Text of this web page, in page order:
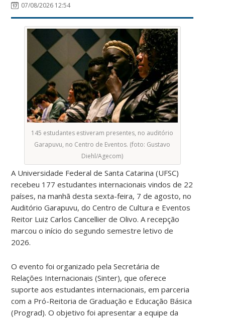
07/08/2026 12:54
145 estudantes estiveram presentes, no auditório
Garapuvu, no Centro de Eventos. (foto: Gustavo
Diehl/Agecom)
A Universidade Federal de Santa Catarina (UFSC)
recebeu 177 estudantes internacionais vindos de 22
países, na manhã desta sexta-feira, 7 de agosto, no
Auditório Garapuvu, do Centro de Cultura e Eventos
Reitor Luiz Carlos Cancellier de Olivo. A recepção
marcou o início do segundo semestre letivo de
2026.
O evento foi organizado pela Secretária de
Relações Internacionais (Sinter), que oferece
suporte aos estudantes internacionais, em parceria
com a Pró-Reitoria de Graduação e Educação Básica
(Prograd). O objetivo foi apresentar a equipe da